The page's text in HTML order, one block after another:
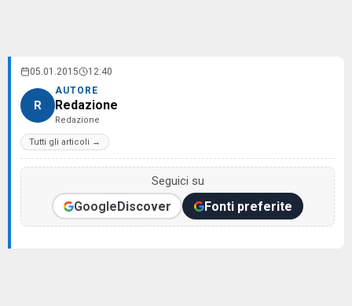
05.01.2015 12:40
R
AUTORE
Redazione
Redazione
Tutti gli articoli →
Seguici su
GoogleDiscover Fonti preferite